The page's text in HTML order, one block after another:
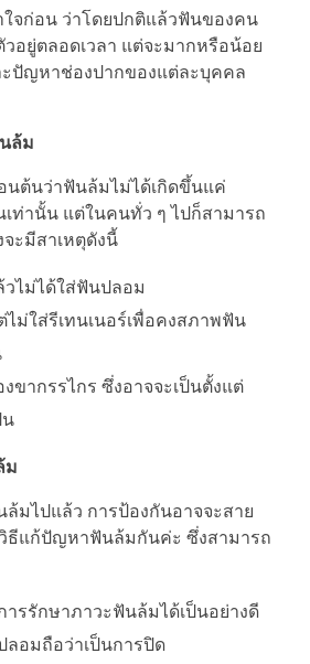
ใจก่อน ว่าโดยปกติแล้วฟันของคน
วอยู่ตลอดเวลา แต่จะมากหรือน้อย
ปัญหาช่องปากของแต่ละบุคคล
ล้ม
นต้นว่าฟันล้มไม่ได้เกิดขึ้นแค่
ท่านั้น แต่ในคนทั่ว ๆ ไปก็สามารถ
ะมีสาเหตุดังนี้
ไม่ได้ใส่ฟันปลอม
ไม่ใส่รีเทนเนอร์เพื่อคงสภาพฟัน
ขากรรไกร ซึ่งอาจจะเป็นตั้งแต่
น
ม
ล้มไปแล้ว การป้องกันอาจจะสาย
วิธีแก้ปัญหาฟันล้มกันค่ะ ซึ่งสามารถ
ารรักษาภาวะฟันล้มได้เป็นอย่างดี
ลอมถือว่าเป็นการปิด